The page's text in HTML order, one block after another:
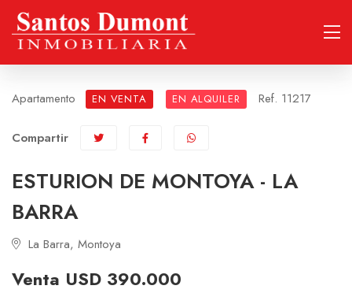
Apartamento EN VENTA EN ALQUILER Ref. 11217
Compartir
ESTURION DE MONTOYA - LA
BARRA
La Barra, Montoya
Venta USD 390.000